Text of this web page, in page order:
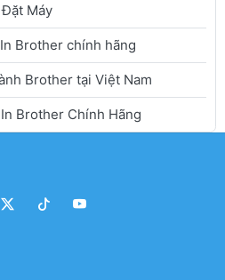
Máy
Brother chính hãng
Brother tại Việt Nam
Brother Chính Hãng